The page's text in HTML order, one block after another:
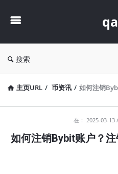
搜索
主页URL / 币资讯 / 如何注销
最
在： 2025-03-13
如何注销Bybit账户？